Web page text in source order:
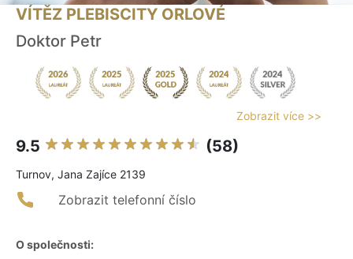
VÍTĚZ PLEBISCITY ORLOVÉ
Doktor Petr
Zobrazit více >>
9.5 (58)
Turnov, Jana Zajíce 2139
Zobrazit telefonní číslo
O společnosti: